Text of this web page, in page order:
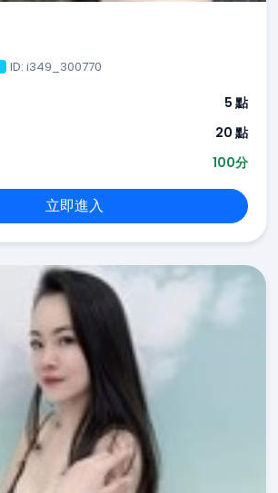
ID: i349_300770
5 點
20 點
100分
立即進入